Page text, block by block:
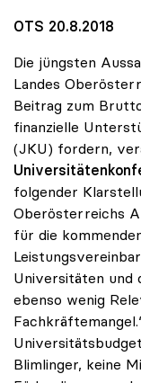
OTS 20.8.2018
Die jüngsten
Landes
Beitrag zum
finanzielle
(JKU) fordern,
folgender
Oberösterreichs
für die
Universitäten und
ebenso wenig
Blimlinger, keine